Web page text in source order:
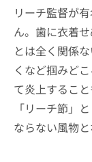
リーチ監督が
ん。歯に衣着
とは全く関係
くなど掴みど
て炎上するこ
「リーチ節」
ならない風物と